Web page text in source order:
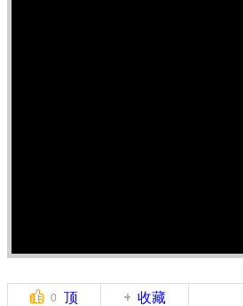
0 顶 收藏